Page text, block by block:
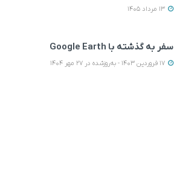
سفر به گذشته با Google Earth